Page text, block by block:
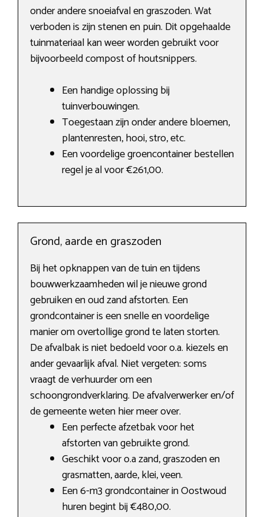
onder andere snoeiafval en graszoden. Wat
verboden is zijn stenen en puin. Dit opgehaalde
tuinmateriaal kan weer worden gebruikt voor
bijvoorbeeld compost of houtsnippers.
Een handige oplossing bij
tuinverbouwingen.
Toegestaan zijn onder andere bloemen,
plantenresten, hooi, stro, etc.
Een voordelige groencontainer bestellen
regel je al voor €261,00.
Grond, aarde en graszoden
Bij het opknappen van de tuin en tijdens
bouwwerkzaamheden wil je nieuwe grond
gebruiken en oud zand afstorten. Een
grondcontainer is een snelle en voordelige
manier om overtollige grond te laten storten.
De afvalbak is niet bedoeld voor o.a. kiezels en
ander gevaarlijk afval. Niet vergeten: soms
vraagt de verhuurder om een
schoongrondverklaring. De afvalverwerker en/of
de gemeente weten hier meer over.
Een perfecte afzetbak voor het
afstorten van gebruikte grond.
Geschikt voor o.a zand, graszoden en
grasmatten, aarde, klei, veen.
Een 6-m3 grondcontainer in Oostwoud
huren begint bij €480,00.